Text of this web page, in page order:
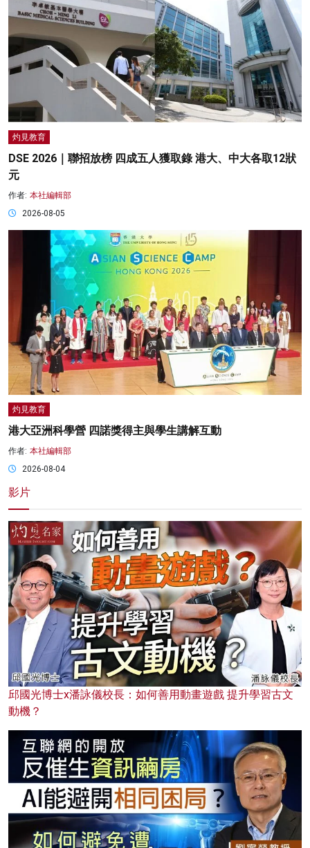
灼見教育
DSE 2026｜聯招放榜 四成五人獲取錄 港大、中大各取12狀
元
作者: 本社編輯部
2026-08-05
灼見教育
港大亞洲科學營 四諾獎得主與學生講解互動
作者: 本社編輯部
2026-08-04
影片
邱國光博士x潘詠儀校長：如何善用動畫遊戲 提升學習古文
動機？